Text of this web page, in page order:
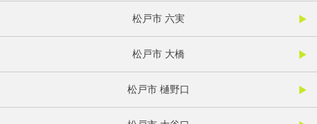
松戸市 六実
松戸市 大橋
松戸市 樋野口